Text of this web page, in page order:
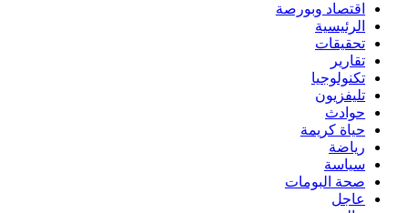
اقتصاد وبورصة
الرئيسية
تحقيقات
تقارير
تكنولوجيا
تليفزيون
حوادث
حياة كريمة
رياضة
سياسة
صحة البومات
عاجل